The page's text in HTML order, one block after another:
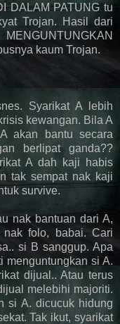
DALAM PATUNG tu
Trojan. Hasil dari
kaum Trojan.
Syarikat A lebih
kewangan. Bila A
akan bantu secara
berlipat ganda??
A dah kaji habis
tak sempat nak kaji
survive.
nak bantuan dari A,
folo, babai. Cari
si B sanggup. Apa
menguntungkan si A.
dijual.. Atau terus
melebihi majoriti.
si A. dicucuk hidung
Tak ikut, syarikat